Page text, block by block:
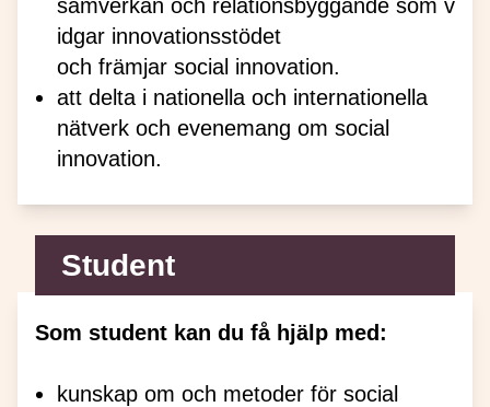
samverkan och relationsbyggande som v
idgar innovationsstödet
och främjar social innovation.
att delta i nationella och internationella
nätverk och evenemang om social
innovation.
Student
Som student kan du få hjälp med:
kunskap om och metoder för social